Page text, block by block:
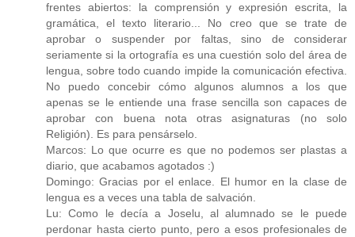
frentes abiertos: la comprensión y expresión escrita, la
gramática, el texto literario... No creo que se trate de
aprobar o suspender por faltas, sino de considerar
seriamente si la ortografía es una cuestión solo del área de
lengua, sobre todo cuando impide la comunicación efectiva.
No puedo concebir cómo algunos alumnos a los que
apenas se le entiende una frase sencilla son capaces de
aprobar con buena nota otras asignaturas (no solo
Religión). Es para pensárselo.
Marcos: Lo que ocurre es que no podemos ser plastas a
diario, que acabamos agotados :)
Domingo: Gracias por el enlace. El humor en la clase de
lengua es a veces una tabla de salvación.
Lu: Como le decía a Joselu, al alumnado se le puede
perdonar hasta cierto punto, pero a esos profesionales de